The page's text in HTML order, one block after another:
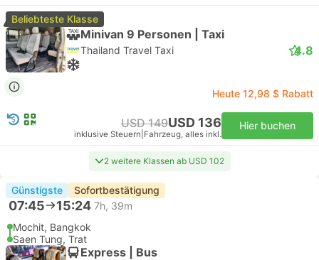
Beliebteste Klasse
Minivan 9 Personen | Taxi
Thailand Travel Taxi 4.8
Heute 12,98 $ Rabatt
USD 149USD 136
inklusive Steuern Fahrzeug, alles inkl.
Hier buchen
2 weitere Klassen ab USD 102
Günstigste Sofortbestätigung
07:45 15:24 7h, 39m
Mochit, Bangkok
Saen Tung, Trat
Express | Bus